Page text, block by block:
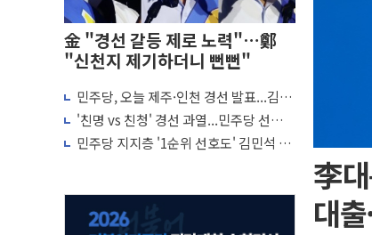
金 "경선 갈등 제로 노력"…鄭
"신천지 제기하더니 뻔뻔"
민주당, 오늘 제주·인천 경선 발표...김민
석 '재역전' vs 정청래 '격차 확대'
'친명 vs 친청' 경선 과열...민주당 선관위
"불법 선거운동·방해행위 엄중 제재"
민주당 지지층 '1순위 선호도' 김민석 vs
李
대